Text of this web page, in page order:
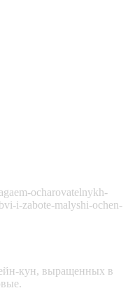
ocharovatelnykh-
i-zabote-malyshi-ochen-
кун, выращенных в